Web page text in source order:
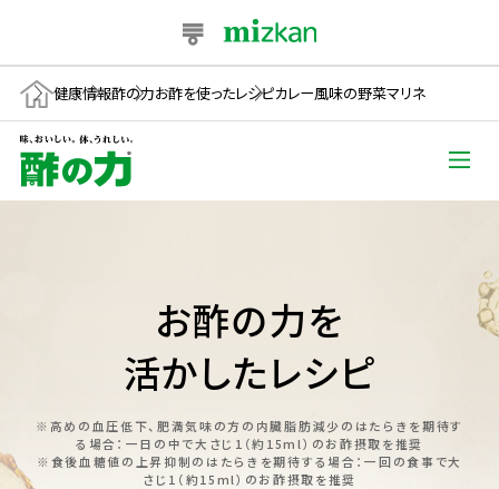
健康情報酢の力お酢を使ったレシピカレー風味の野菜マリネ
お酢の力を
活かしたレシピ
※高めの血圧低下、肥満気味の方の内臓脂肪減少のはたらきを期待す
る場合：一日の中で大さじ1（約15ml）のお酢摂取を推奨
※食後血糖値の上昇抑制のはたらきを期待する場合：一回の食事で大
さじ1（約15ml）のお酢摂取を推奨